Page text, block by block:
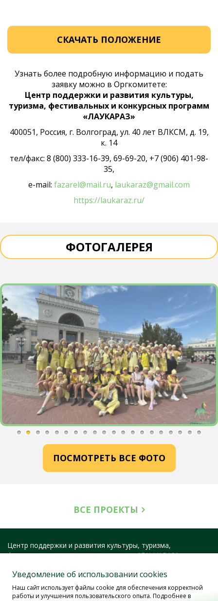
СКАЧАТЬ ПОЛОЖЕНИЕ
Узнать более подробную информацию и подать
заявку можно в Оргкомитете:
Центр поддержки и развития культуры,
туризма, фестивальных и конкурсных программ
«ЛАУКАРАЗ»
400051, Россия, г. Волгоград, ул. 40 лет ВЛКСМ, д. 19,
к. 14
тел/факс: 8 (800) 333-16-39, 69-69-20, +7 (906) 401-98-
35,
е-mail: fazarel@mail.ru, laukaraz@gmail.com
https://laukaraz.ru/
ФОТОГАЛЕРЕЯ
ПОСМОТРЕТЬ ВСЕ ФОТО
ВСЕ ПРОЕКТЫ
Центр поддержки и развития культуры, туризма,
фестивальных и конкурсных программ"ЛАУКАРАЗ"
400051, Россия, г. Волгоград, ул. 40 лет ВЛКСМ, д. 19, к. 14
тел/факс: 8 (800) 333-16-39, +7 (906) 401-98-35
https://laukaraz.ru/
Уведомление об использовании cookies
Наш сайт использует файлы cookie для обеспечения корректной
работы и улучшения пользовательского опыта. Подробнее в